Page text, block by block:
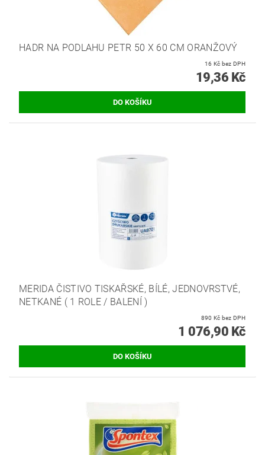
HADR NA PODLAHU PETR 50 X 60 CM ORANŽOVÝ
16 Kč bez DPH
19,36 Kč
MERIDA ČISTIVO TISKAŘSKÉ, BÍLÉ, JEDNOVRSTVÉ,
NETKANÉ ( 1 ROLE / BALENÍ )
890 Kč bez DPH
1 076,90 Kč